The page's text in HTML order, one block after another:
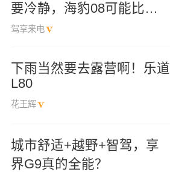
要冷静，海豹08可能比你
想象中更值得期待
驾享来电
下雨当然要去露营啊！乐道
L80
花王辉
城市舒适+越野+智驾，享
界G9真的全能？